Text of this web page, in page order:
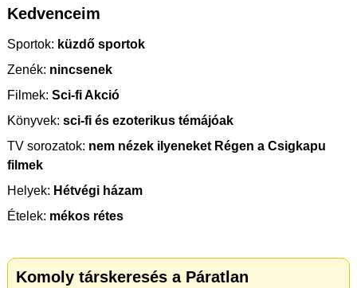
Kedvenceim
Sportok: küzdő sportok
Zenék: nincsenek
Filmek: Sci-fi Akció
Könyvek: sci-fi és ezoterikus témájóak
TV sorozatok: nem nézek ilyeneket Régen a Csigkapu
filmek
Helyek: Hétvégi házam
Ételek: mékos rétes
Komoly társkeresés a Páratlan